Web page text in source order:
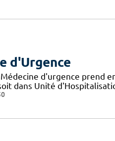
d'Urgence
d'urgence prend
dans Unité